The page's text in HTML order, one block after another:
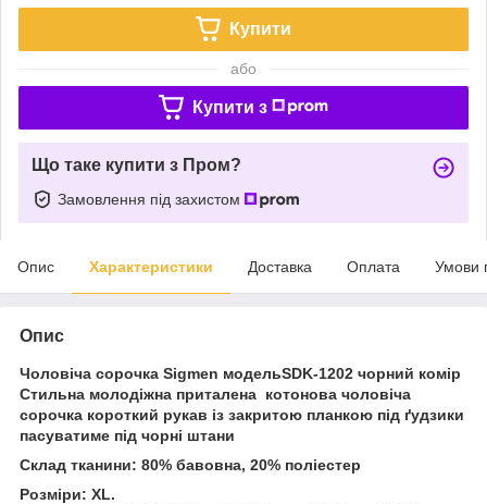
Купити
або
Купити з
Що таке купити з Пром?
Замовлення під захистом
Опис Характеристики Доставка Оплата Умови
Опис
Чоловіча сорочка Sigmen модельSDK-1202 чорний комір
Стильна молодіжна приталена котонова чоловіча
сорочка короткий рукав із закритою планкою під ґудзики
пасуватиме під чорні штани
Склад тканини: 80% бавовна, 20% поліестер
Розміри: XL.